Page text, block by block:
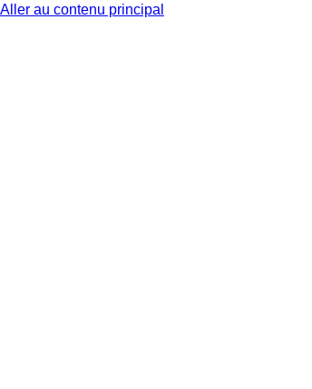
Aller au contenu principal